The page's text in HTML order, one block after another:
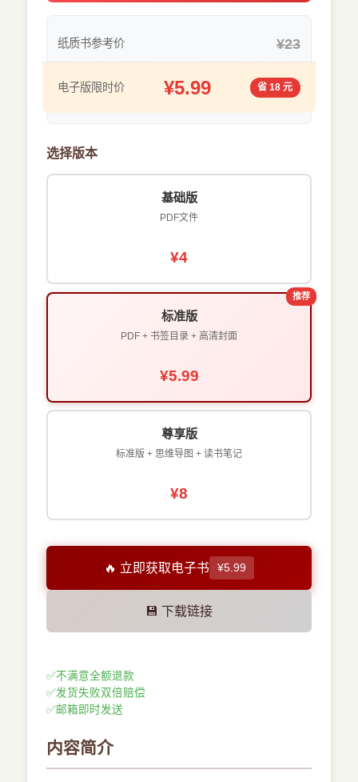
纸质书参考价 ¥23
电子版限时价 ¥5.99 省 18 元
选择版本
基础版
PDF文件
¥4
推荐
标准版
PDF + 书签目录 + 高清封面
¥5.99
尊享版
标准版 + 思维导图 + 读书笔记
¥8
🔥 立即获取电子书 ¥5.99
💾 下载链接
✅不满意全额退款
✅发货失败双倍赔偿
✅邮箱即时发送
内容简介